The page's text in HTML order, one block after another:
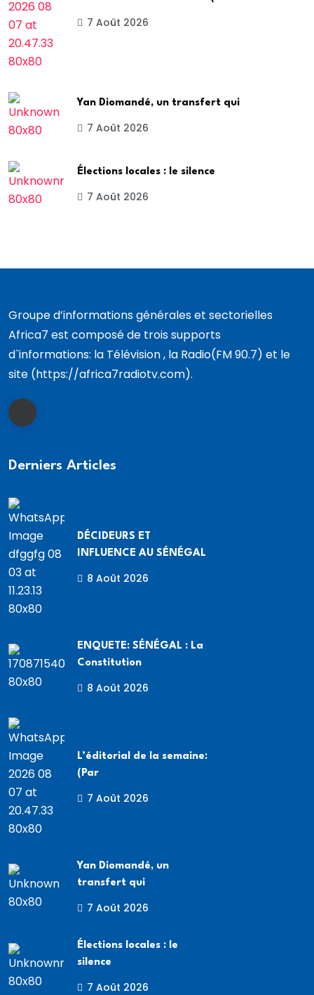
7 Août 2026
Yan Diomandé, un transfert qui
7 Août 2026
Élections locales : le silence
7 Août 2026
Groupe d’informations générales et sectorielles
Africa7 est composé de trois supports
d`informations: la Télévision , la Radio(FM 90.7) et le
site (https://africa7radiotv.com).
Derniers Articles
DÉCIDEURS ET
INFLUENCE AU SÉNÉGAL
8 Août 2026
ENQUETE: SÉNÉGAL : La
Constitution
8 Août 2026
L’éditorial de la semaine:
(Par
7 Août 2026
Yan Diomandé, un
transfert qui
7 Août 2026
Élections locales : le
silence
7 Août 2026